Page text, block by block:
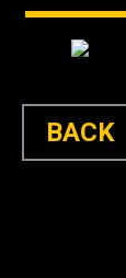
BACK